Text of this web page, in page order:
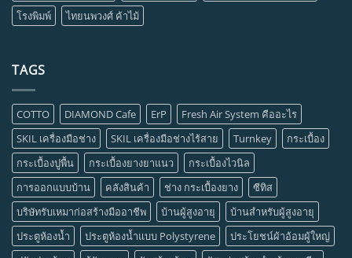
โรงพิมพ์
ไทยนพวงศ์ ค้าไม้
TAGS
COTTO DIAMOND Cafe ErP
Fresh Air System คืออะไร
SKIL เครื่องมือช่าง
SKIL เครื่องมือช่างไร้สาย Turnkey
กระเบื้อง
กระเบื้องปูพื้น
กระเบื้องยางยาแนว
กระเบื้องไวนิล
การออกแบบบ้าน
คลังสินค้า ช่าง กระเบื้องยาง
ซีทิส
บริษัทรับเหมาก่อสร้างมืออาชีพ
บ้านผู้สูงอายุ
บ้านสำหรับผู้สูงอายุ
ประตูห้องน้ำ
ประตูห้องน้ำแบบ Polystyrene
ประโยชน์ผ้าอ้อมผู้ใหญ่